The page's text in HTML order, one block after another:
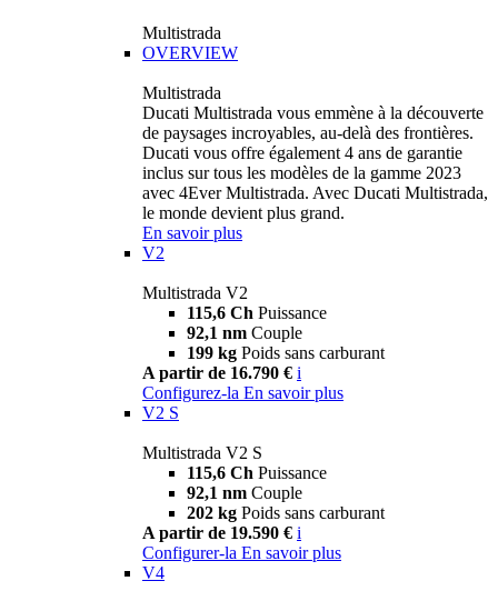
Multistrada
OVERVIEW
Multistrada
Ducati Multistrada vous emmène à la découverte
de paysages incroyables, au-delà des frontières.
Ducati vous offre également 4 ans de garantie
inclus sur tous les modèles de la gamme 2023
avec 4Ever Multistrada. Avec Ducati Multistrada,
le monde devient plus grand.
En savoir plus
V2
Multistrada V2
115,6 Ch Puissance
92,1 nm Couple
199 kg Poids sans carburant
A partir de 16.790 € i
Configurez-la En savoir plus
V2 S
Multistrada V2 S
115,6 Ch Puissance
92,1 nm Couple
202 kg Poids sans carburant
A partir de 19.590 € i
Configurer-la En savoir plus
V4